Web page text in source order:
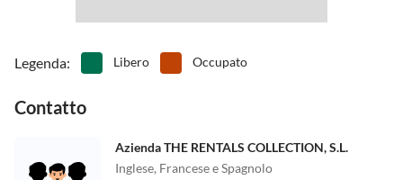
Legenda: Libero Occupato
Contatto
Azienda THE RENTALS COLLECTION, S.L.
Inglese, Francese e Spagnolo